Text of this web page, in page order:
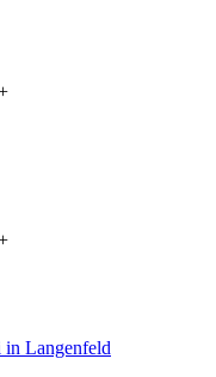
in Langenfeld